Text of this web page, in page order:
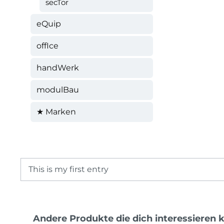
secTor
eQuip
offIce
handWerk
modulBau
★ Marken
This is my first entry
Produktgalerie überspringen
Andere Produkte die dich interessieren